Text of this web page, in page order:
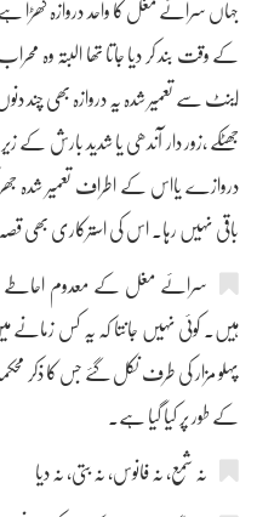
جہاں سرائے مغل کا واحد دروازہ کھڑا
کے وقت بند کر دیا جاتا تھا البتہ وہ
اینٹ سے تعمیر شدہ یہ دروازہ بھی چند
جھٹکے ،زور دار آندھی یا شدید بارش کے
دروازے یااس کے اطراف تعمیر شدہ
باقی نہیں رہا۔ اس کی استرکاری بھی قصہ
سرائے مغل کے معدوم احاطے
ہیں۔ کوئی نہیں جانتا کہ یہ کس
پہلو مزار کی طرف نکل گئے جس کا ذکر
کے طور پر کیا گیا ہے۔
نہ شمع، نہ فانوس، نہ بتی، نہ دیا